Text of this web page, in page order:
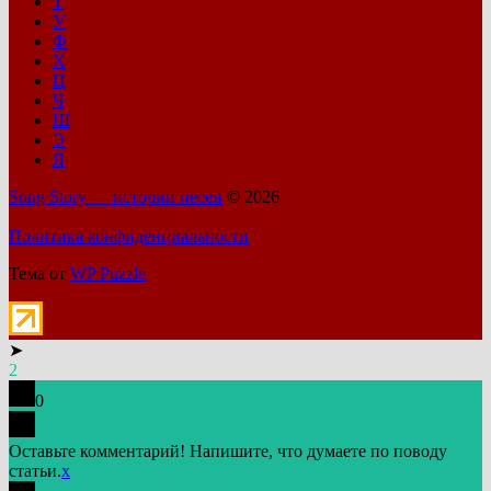
У
Ф
Х
Ц
Ч
Ш
Э
Я
Song Story — истории песен © 2026
Политика конфиденциальности
Тема от WP Puzzle
➤
2
0
Оставьте комментарий! Напишите, что думаете по поводу
статьи.x